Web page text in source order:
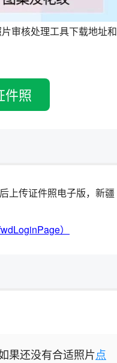
审核处理工具下载地址和
件照
上传证件照电子版，新疆
）
果还没有合适照片点